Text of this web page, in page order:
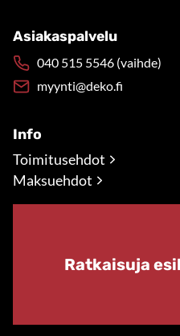
Asiakaspalvelu
040 515 5546 (vaihde)
myynti@deko.fi
Info
Toimitusehdot
Maksuehdot
Ratkaisuja